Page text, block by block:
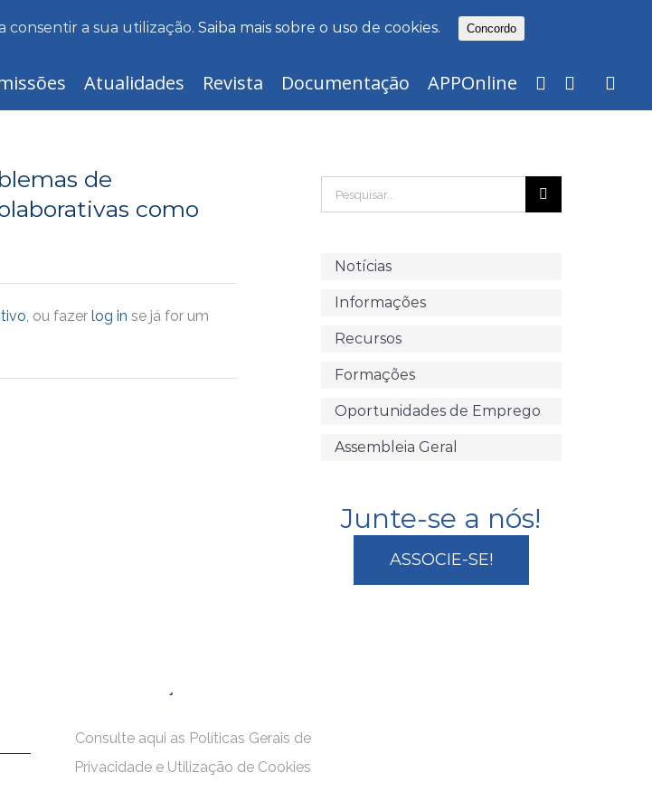
Atualidades Revista Documentação APPOnline
de
como
, ou fazer log in se já for um
Pesquisar
Notícias
Informações
Recursos
Formações
Oportunidades de Emprego
Assembleia Geral
Junte-se a nós!
ASSOCIE-SE!
Consulte aqui as Políticas Gerais de
Privacidade e Utilização de Cookies
consentir a sua utilização. Saiba mais sobre o uso de cookies. Concordo